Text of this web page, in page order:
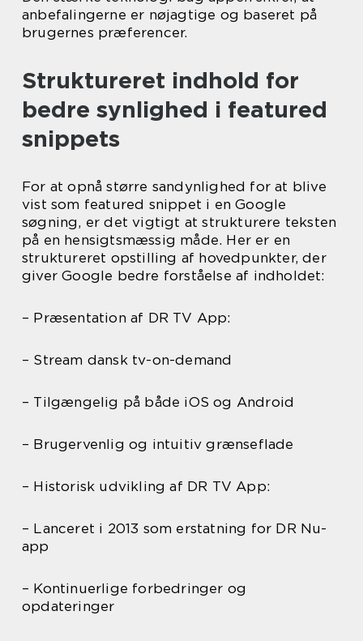
anbefalingerne er nøjagtige og baseret på
brugernes præferencer.
Struktureret indhold for
bedre synlighed i featured
snippets
For at opnå større sandynlighed for at blive
vist som featured snippet i en Google
søgning, er det vigtigt at strukturere teksten
på en hensigtsmæssig måde. Her er en
struktureret opstilling af hovedpunkter, der
giver Google bedre forståelse af indholdet:
– Præsentation af DR TV App:
– Stream dansk tv-on-demand
– Tilgængelig på både iOS og Android
– Brugervenlig og intuitiv grænseflade
– Historisk udvikling af DR TV App:
– Lanceret i 2013 som erstatning for DR Nu-
app
– Kontinuerlige forbedringer og
opdateringer